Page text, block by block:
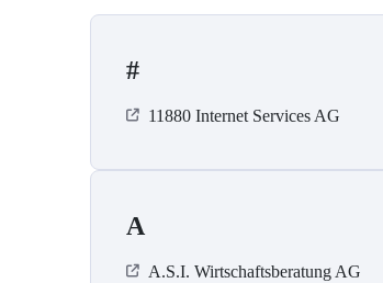
#
11880 Internet Services AG
A
A.S.I. Wirtschaftsberatung AG